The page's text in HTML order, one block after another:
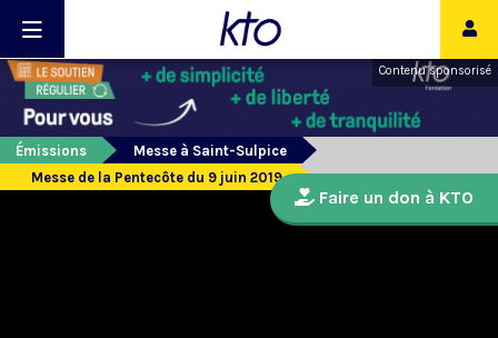
Contenu sponsorisé
Émissions
Messe à Saint-Sulpice
Messe de la Pentecôte du 9 juin 2019
Faire un don à KTO